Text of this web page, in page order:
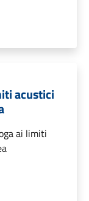
acustici
ai limiti